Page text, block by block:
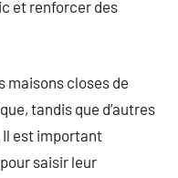
et renforcer des
closes de
tandis que d’autres
est important
saisir leur